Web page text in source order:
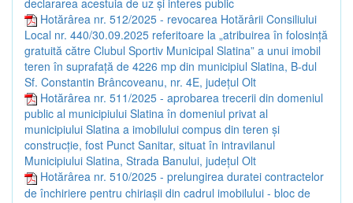
Hotărârea nr. 512/2025 - revocarea Hotărârii Consiliului
Local nr. 440/30.09.2025 referitoare la „atribuirea în folosință
gratuită către Clubul Sportiv Municipal Slatina” a unui imobil
teren în suprafață de 4226 mp din municipiul Slatina, B-dul
Sf. Constantin Brâncoveanu, nr. 4E, județul Olt
Hotărârea nr. 511/2025 - aprobarea trecerii din domeniul
public al municipiului Slatina în domeniul privat al
municipiului Slatina a imobilului compus din teren și
construcție, fost Punct Sanitar, situat în intravilanul
Municipiului Slatina, Strada Banului, județul Olt
Hotărârea nr. 510/2025 - prelungirea duratei contractelor
de închiriere pentru chiriașii din cadrul imobilului - bloc de